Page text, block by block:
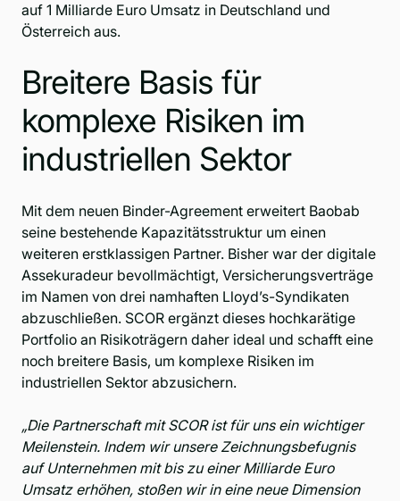
auf 1 Milliarde Euro Umsatz in Deutschland und
Österreich aus.
Breitere Basis für
komplexe Risiken im
industriellen Sektor
Mit dem neuen Binder-Agreement erweitert Baobab
seine bestehende Kapazitätsstruktur um einen
weiteren erstklassigen Partner. Bisher war der digitale
Assekuradeur bevollmächtigt, Versicherungsverträge
im Namen von drei namhaften Lloyd’s-Syndikaten
abzuschließen. SCOR ergänzt dieses hochkarätige
Portfolio an Risikoträgern daher ideal und schafft eine
noch breitere Basis, um komplexe Risiken im
industriellen Sektor abzusichern.
„Die Partnerschaft mit SCOR ist für uns ein wichtiger
Meilenstein. Indem wir unsere Zeichnungsbefugnis
auf Unternehmen mit bis zu einer Milliarde Euro
Umsatz erhöhen, stoßen wir in eine neue Dimension